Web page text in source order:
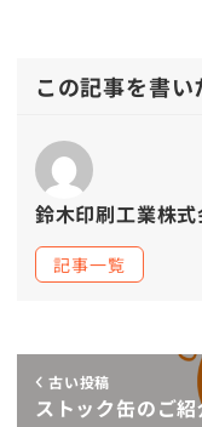
この記事を書い
鈴木印刷工業株
記事一覧
古い投稿
ストック缶のご